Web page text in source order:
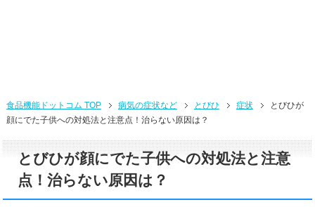
食品機能ドットコム TOP 病気の症状など とびひ 症状
とびひが
顔にでた子供への対処法と注意点！治らない原因は？
とびひが顔にでた子供への対処法と注意
点！治らない原因は？